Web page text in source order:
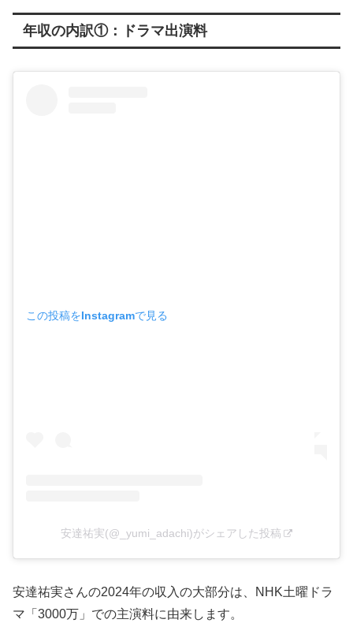
年収の内訳①：ドラマ出演料
この投稿をInstagramで見る
安達祐実(@_yumi_adachi)がシェアした投稿
安達祐実さんの2024年の収入の大部分は、NHK土曜ドラ
マ「3000万」での主演料に由来します。